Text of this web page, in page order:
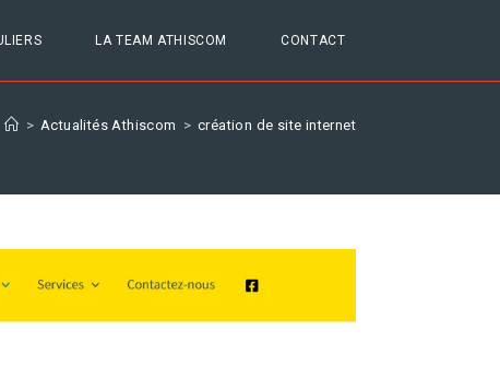
LA TEAM ATHISCOM CONTACT
> Actualités Athiscom > création de site internet